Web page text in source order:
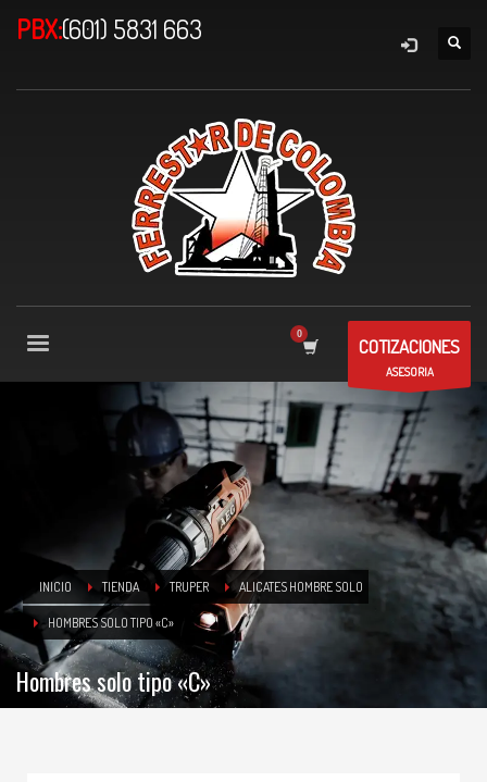
PBX:(601) 5831 663
COTIZACIONES
ASESORIA
INICIO TIENDA TRUPER ALICATES HOMBRE SOLO
HOMBRES SOLO TIPO «C»
Hombres solo tipo «C»